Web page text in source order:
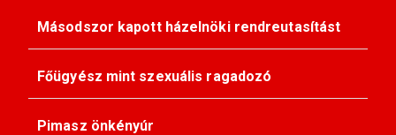
Másodszor kapott házelnöki rendreutasítást
Főügyész mint szexuális ragadozó
Pimasz önkényúr